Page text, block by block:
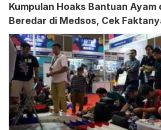
Kumpulan Hoaks Bantuan Ayam
Beredar di Medsos, Cek